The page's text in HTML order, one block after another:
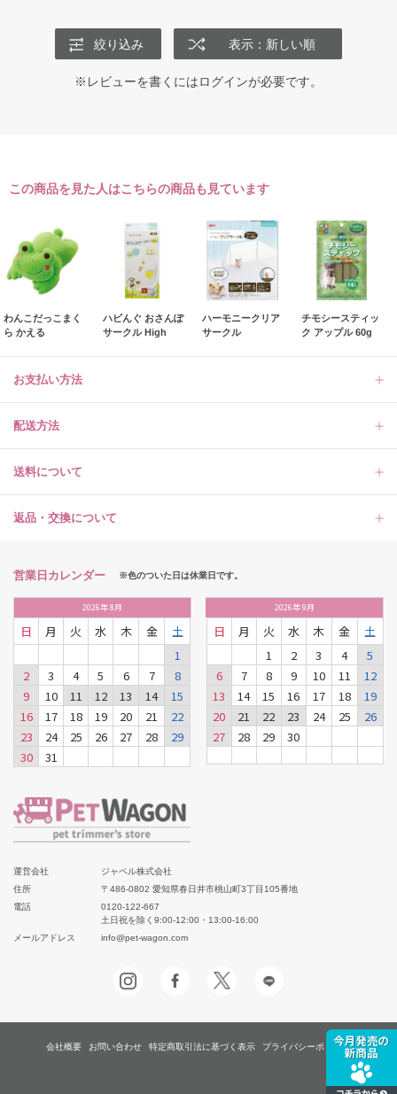
絞り込み 表示：新しい順
※レビューを書くにはログインが必要です。
この商品を見た人はこちらの商品も見ています
わんこだっこまく
ら かえる
ハビんぐ おさんぽ
サークル High
ハーモニークリア
サークル
チモシースティッ
ク アップル 60g
お支払い方法
配送方法
送料について
返品・交換について
営業日カレンダー ※色のついた日は休業日です。
2026年8月
日 月 火 水 木 金
土
1
2
3 4 5 6 7
8
9
10 11 12 13 14
15
16
17 18 19 20 21
22
23
24 25 26 27 28
29
30
31
2026年9月
日 月 火 水 木 金
土
1
2 3 4
5
6
7 8 9 10 11
12
13
14 15 16 17 18
19
20
21 22 23 24 25
26
27
28 29 30
運営会社
ジャペル株式会社
住所
〒486-0802 愛知県春日井市桃山町3丁目105番地
電話
0120-122-667
土日祝を除く9:00-12:00・13:00-16:00
メールアドレス
info@pet-wagon.com
会社概要 お問い合わせ 特定商取引法に基づく表示 プライバシーポリシー